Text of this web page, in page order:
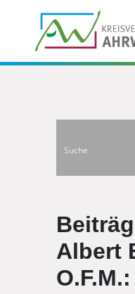
Albert
O.F.M.: